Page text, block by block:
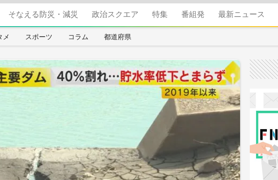
そなえる防災・減災 政治スクエア 特集 番組発 最新ニュース
メ スポーツ コラム 都道府県